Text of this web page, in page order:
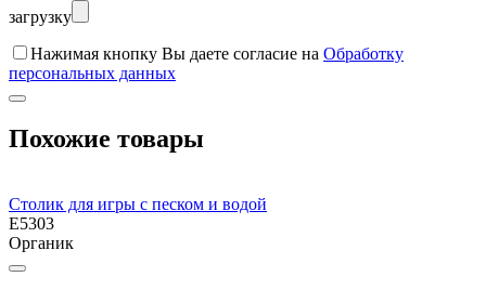
загрузку
Нажимая кнопку Вы даете согласие на Обработку
персональных данных
Похожие товары
Столик для игры с песком и водой
E5303
Органик